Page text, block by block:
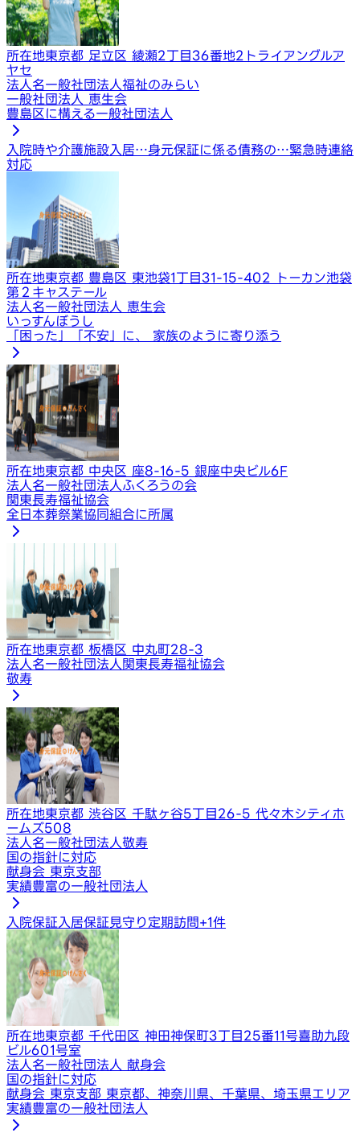
所在地東京都 足立区 綾瀬2丁目36番地2トライアングルア
ヤセ
法人名一般社団法人福祉のみらい
一般社団法人 恵生会
豊島区に構える一般社団法人
入院時や介護施設入居…身元保証に係る債務の…緊急時連絡
対応
所在地東京都 豊島区 東池袋1丁目31-15-402 トーカン池袋
第２キャステール
法人名一般社団法人 恵生会
いっすんぼうし
「困った」「不安」に、 家族のように寄り添う
所在地東京都 中央区 座8-16-5 銀座中央ビル6F
法人名一般社団法人ふくろうの会
関東長寿福祉協会
全日本葬祭業協同組合に所属
所在地東京都 板橋区 中丸町28-3
法人名一般社団法人関東長寿福祉協会
敬寿
所在地東京都 渋谷区 千駄ヶ谷5丁目26-5 代々木シティホ
ームズ508
法人名一般社団法人敬寿
国の指針に対応
献身会 東京支部
実績豊富の一般社団法人
入院保証 入居保証見守り定期訪問+1件
所在地東京都 千代田区 神田神保町3丁目25番11号喜助九段
ビル601号室
法人名一般社団法人 献身会
国の指針に対応
献身会 東京支部 東京都、神奈川県、千葉県、埼玉県エリア
実績豊富の一般社団法人